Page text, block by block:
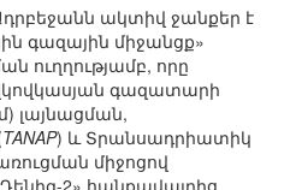
ակտիվ ջանքեր է
գազային միջանցք»
ուղղությամբ, որը
գազատարի
լայնացման,
TANAP) և Տրանսադրիատիկ
միջոցով